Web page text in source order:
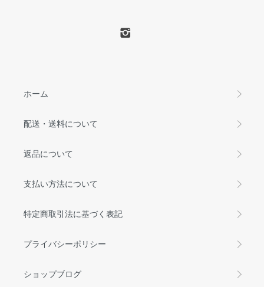
ホーム
配送・送料について
返品について
支払い方法について
特定商取引法に基づく表記
プライバシーポリシー
ショップブログ